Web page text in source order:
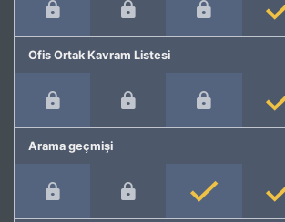
Ofis Ortak Kavram Listesi
Arama geçmişi